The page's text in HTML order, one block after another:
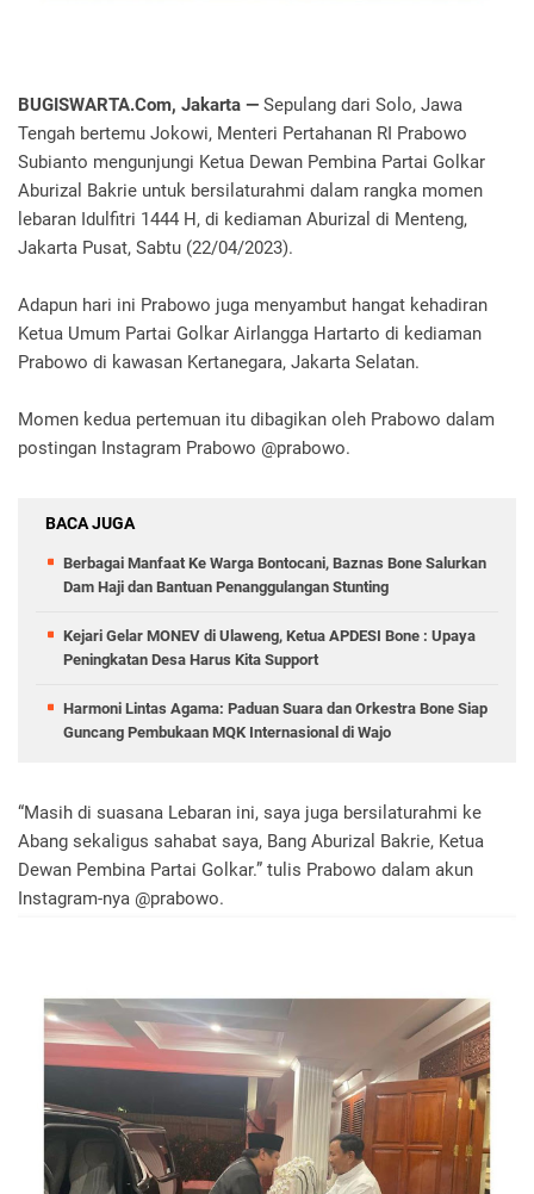
BUGISWARTA.Com, Jakarta — Sepulang dari Solo, Jawa
Tengah bertemu Jokowi, Menteri Pertahanan RI Prabowo
Subianto mengunjungi Ketua Dewan Pembina Partai Golkar
Aburizal Bakrie untuk bersilaturahmi dalam rangka momen
lebaran Idulfitri 1444 H, di kediaman Aburizal di Menteng,
Jakarta Pusat, Sabtu (22/04/2023).
Adapun hari ini Prabowo juga menyambut hangat kehadiran
Ketua Umum Partai Golkar Airlangga Hartarto di kediaman
Prabowo di kawasan Kertanegara, Jakarta Selatan.
Momen kedua pertemuan itu dibagikan oleh Prabowo dalam
postingan Instagram Prabowo @prabowo.
BACA JUGA
Berbagai Manfaat Ke Warga Bontocani, Baznas Bone Salurkan
Dam Haji dan Bantuan Penanggulangan Stunting
Kejari Gelar MONEV di Ulaweng, Ketua APDESI Bone : Upaya
Peningkatan Desa Harus Kita Support
Harmoni Lintas Agama: Paduan Suara dan Orkestra Bone Siap
Guncang Pembukaan MQK Internasional di Wajo
“Masih di suasana Lebaran ini, saya juga bersilaturahmi ke
Abang sekaligus sahabat saya, Bang Aburizal Bakrie, Ketua
Dewan Pembina Partai Golkar.” tulis Prabowo dalam akun
Instagram-nya @prabowo.